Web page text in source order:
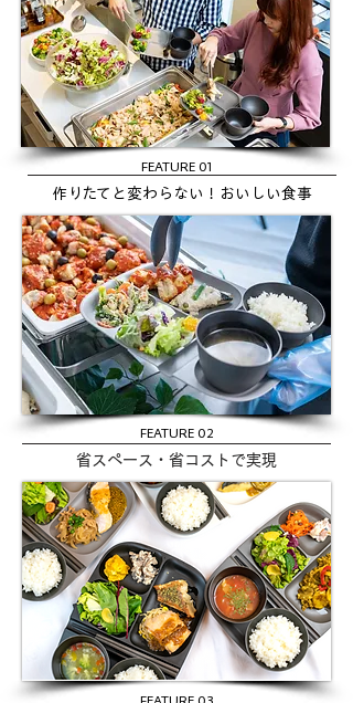
FEATURE 01
作りたてと変わらない！おいしい食事
FEATURE 02
省スペース・省コストで実現
FEATURE 03